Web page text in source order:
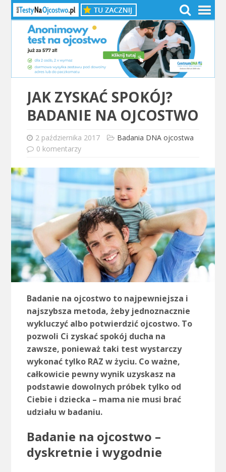
JAK ZYSKAĆ SPOKÓJ?
BADANIE NA OJCOSTWO
2 października 2017
Badania DNA ojcostwa
0 komentarzy
Badanie na ojcostwo to najpewniejsza i
najszybsza metoda, żeby jednoznacznie
wykluczyć albo potwierdzić ojcostwo. To
pozwoli Ci zyskać spokój ducha na
zawsze, ponieważ taki test wystarczy
wykonać tylko RAZ w życiu. Co ważne,
całkowicie pewny wynik uzyskasz na
podstawie dowolnych próbek tylko od
Ciebie i dziecka – mama nie musi brać
udziału w badaniu.
Badanie na ojcostwo –
dyskretnie i wygodnie